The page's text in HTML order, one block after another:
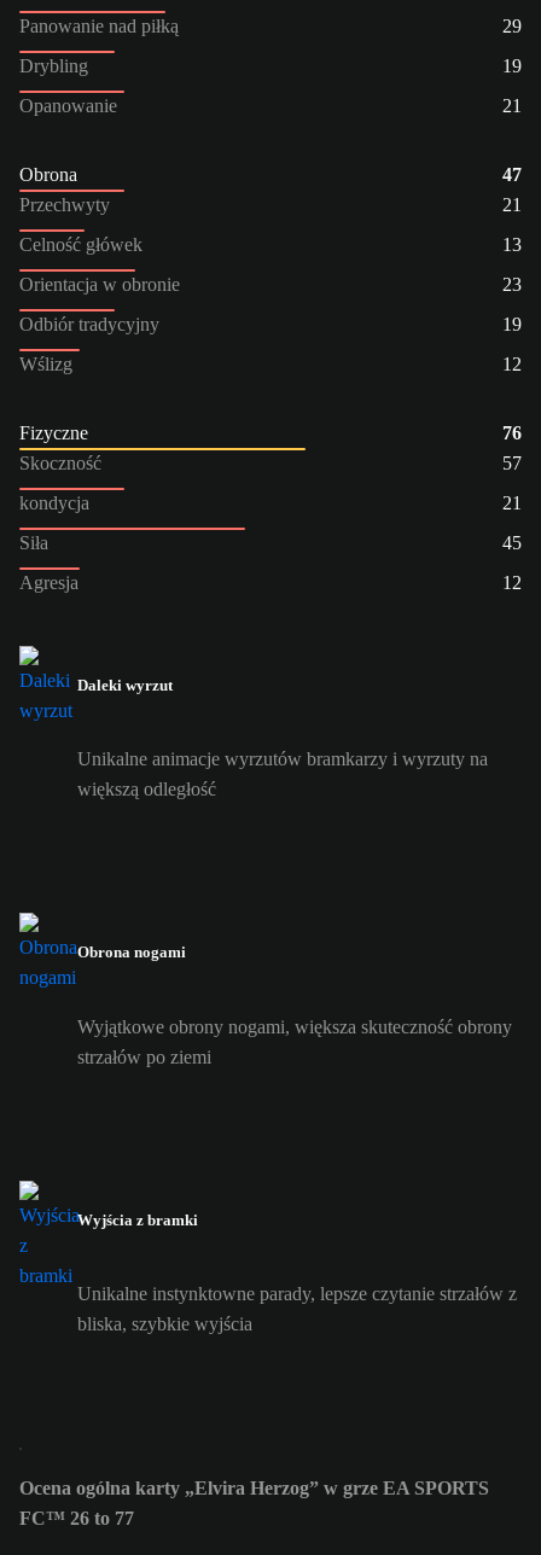
Panowanie nad piłką
29
Drybling
19
Opanowanie
21
Obrona
47
Przechwyty
21
Celność główek
13
Orientacja w obronie
23
Odbiór tradycyjny
19
Wślizg
12
Fizyczne
76
Skoczność
57
kondycja
21
Siła
45
Agresja
12
Daleki wyrzut
Unikalne animacje wyrzutów bramkarzy i wyrzuty na
większą odległość
Obrona nogami
Wyjątkowe obrony nogami, większa skuteczność obrony
strzałów po ziemi
Wyjścia z bramki
Unikalne instynktowne parady, lepsze czytanie strzałów z
bliska, szybkie wyjścia
Ocena ogólna karty „Elvira Herzog” w grze EA SPORTS
FC™ 26 to 77